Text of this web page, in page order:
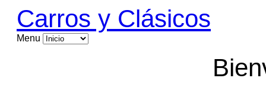
Carros y Clásicos
Menu